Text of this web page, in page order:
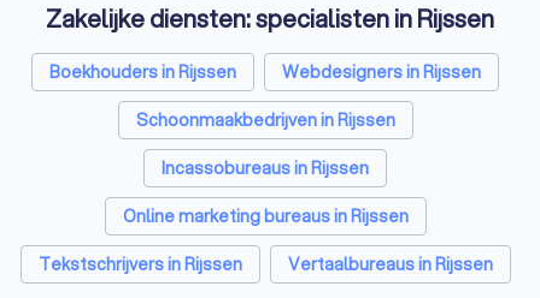
Zakelijke diensten: specialisten in Rijssen
Boekhouders in Rijssen
Webdesigners in Rijssen
Schoonmaakbedrijven in Rijssen
Incassobureaus in Rijssen
Online marketing bureaus in Rijssen
Tekstschrijvers in Rijssen
Vertaalbureaus in Rijssen